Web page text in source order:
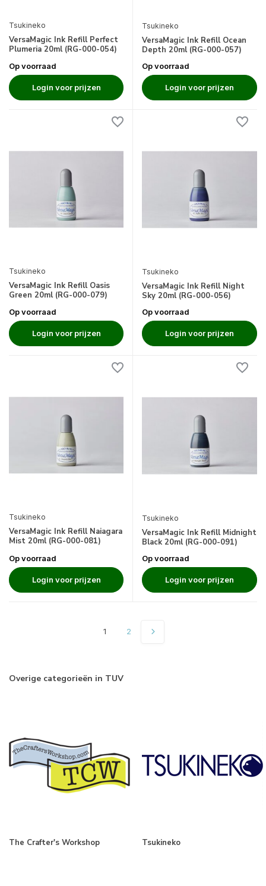
Tsukineko
VersaMagic Ink Refill Perfect
Plumeria 20ml (RG-000-054)
Op voorraad
Login voor prijzen
Tsukineko
VersaMagic Ink Refill Ocean
Depth 20ml (RG-000-057)
Op voorraad
Login voor prijzen
Tsukineko
VersaMagic Ink Refill Oasis
Green 20ml (RG-000-079)
Op voorraad
Login voor prijzen
Tsukineko
VersaMagic Ink Refill Night
Sky 20ml (RG-000-056)
Op voorraad
Login voor prijzen
Tsukineko
VersaMagic Ink Refill Naiagara
Mist 20ml (RG-000-081)
Op voorraad
Login voor prijzen
Tsukineko
VersaMagic Ink Refill Midnight
Black 20ml (RG-000-091)
Op voorraad
Login voor prijzen
1 2
Overige categorieën in TUV
The Crafter's Workshop Tsukineko